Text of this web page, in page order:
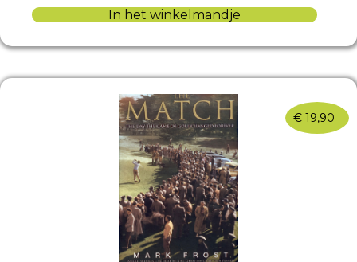
In het winkelmandje
€ 19,90